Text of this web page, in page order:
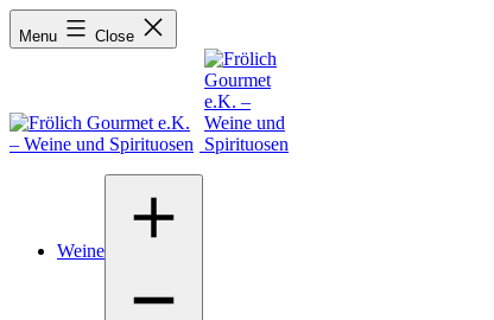
Menu Close
Weine